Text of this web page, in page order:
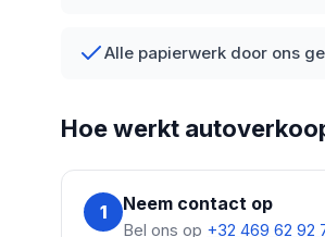
Alle papierwerk door ons
Hoe werkt
1 Neem contact op
Bel ons op +32 469 62 92